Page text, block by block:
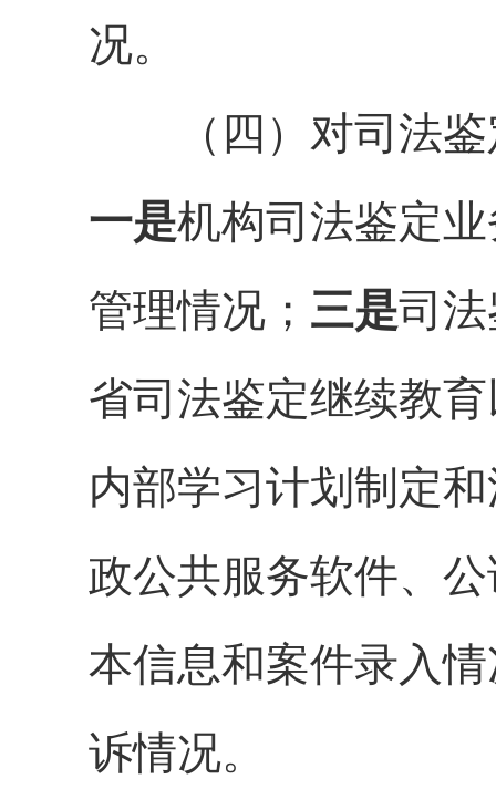
况。
（四）对司法
一是机构司法鉴定
管理情况 ； 三是司
省司法鉴定继续教育
内部学习计划制定
政公共服务软件、
本信息和案件录入
诉情况。